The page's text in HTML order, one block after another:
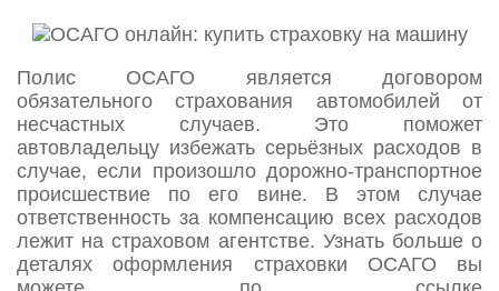
Полис ОСАГО является договором
обязательного страхования автомобилей от
несчастных случаев. Это поможет
автовладельцу избежать серьёзных расходов в
случае, если произошло дорожно-транспортное
происшествие по его вине. В этом случае
ответственность за компенсацию всех расходов
лежит на страховом агентстве. Узнать больше о
деталях оформления страховки ОСАГО вы